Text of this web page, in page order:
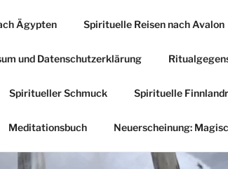
Ägypten Spirituelle Reisen nach Avalon
und Datenschutzerklärung
Spiritueller Schmuck Spirituelle
Meditationsbuch Neuerscheinung: